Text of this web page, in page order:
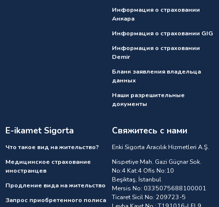
Информация о страховании
Анкарa
Информация о страховании GIG
Информация о страховании
Demir
Бланк заявления владельца
данных
Наши разрешительные
документы
E-ikamet Sigorta
Что такое вид на жительство?
Медицинское страхование
иностранцев
Продление вида на жительство
Запрос приобретенного полиса
Свяжитесь с нами
Enki Sigorta Aracılık Hizmetleri A.Ş.
Nispetiye Mah. Gazi Güçnar Sok.
No:4 Kat:4 Ofis No:10
Beşiktaş, İstanbul
Mersis No: 0335075688100001
Ticaret Sicil No: 209723-5